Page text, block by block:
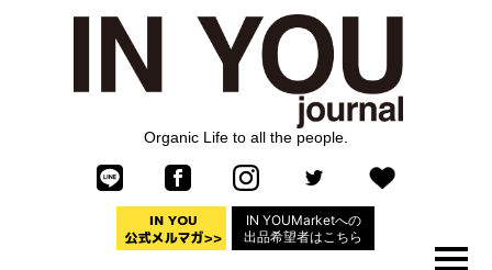
Organic Life to all the people.
IN YOUMarketへの
出品希望者はこちら